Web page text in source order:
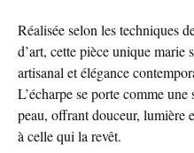
Réalisée selon les techniques
d’art, cette pièce unique marie
artisanal et élégance
L’écharpe se porte comme une
peau, offrant douceur, lumière
à celle qui la revêt.